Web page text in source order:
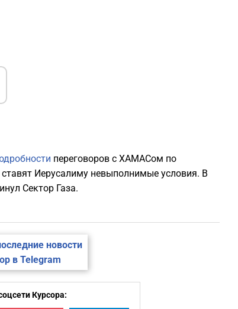
переговоров с ХАМАСом по
Иерусалиму невыполнимые условия. В
Сектор Газа.
новости
в Telegram
Курсора: